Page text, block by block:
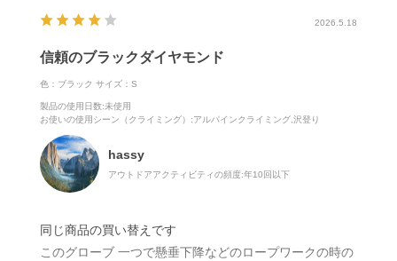
2026.5.18
信頼のブラックダイヤモンド
色：ブラック サイズ：S
製品の使用日数:未使用
お使いの使用シーン（クライミング） :アルパインクライミング,沢登り
hassy
アウトドアアクティビティの頻度:年10回以下
同じ商品の買い替えです
このグローブ 一つで懸垂下降などのロープワークの時の
どありません。
ンドジャムをしても安定します。
カラビナでラッキングできるのも便利です。
是非、一度試してみてください。